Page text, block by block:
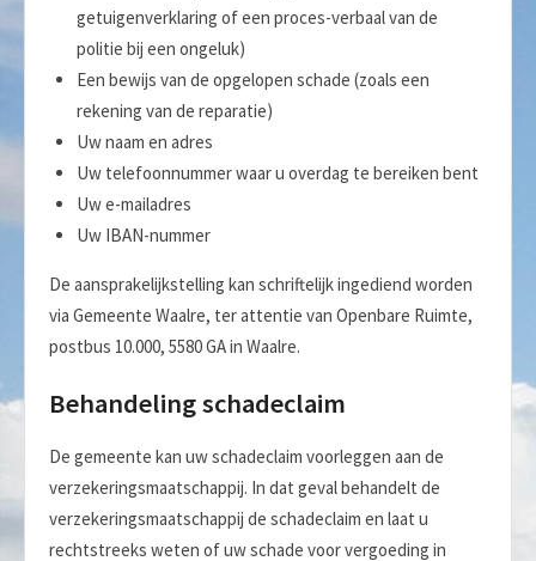
getuigenverklaring of een proces-verbaal van de
politie bij een ongeluk)
Een bewijs van de opgelopen schade (zoals een
rekening van de reparatie)
Uw naam en adres
Uw telefoonnummer waar u overdag te bereiken bent
Uw e-mailadres
Uw IBAN-nummer
De aansprakelijkstelling kan schriftelijk ingediend worden
via Gemeente Waalre, ter attentie van Openbare Ruimte,
postbus 10.000, 5580 GA in Waalre.
Behandeling schadeclaim
De gemeente kan uw schadeclaim voorleggen aan de
verzekeringsmaatschappij. In dat geval behandelt de
verzekeringsmaatschappij de schadeclaim en laat u
rechtstreeks weten of uw schade voor vergoeding in